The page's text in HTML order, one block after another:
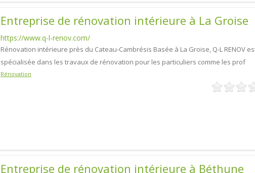
Entreprise de rénovation intérieure à La Groise
https://www.q-l-renov.com/
Rénovation intérieure près du Cateau-Cambrésis Basée à La Groise, Q-L RENOV
spécialisée dans les travaux de rénovation pour les particuliers comme les prof
Rénovation
Entreprise de rénovation intérieure à Béthune